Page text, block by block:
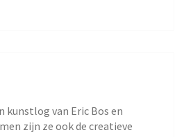
kunstlog van Eric Bos en
zijn ze ook de creatieve